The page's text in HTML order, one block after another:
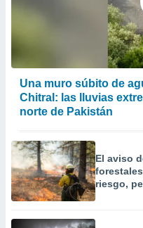
Una muro súbito de
Chitral: las lluvias
norte de Pakistán
El aviso
riesgo,